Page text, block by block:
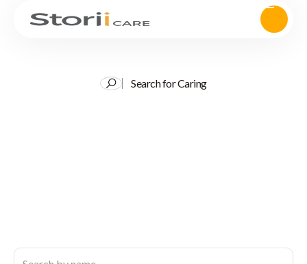
Search for Caring